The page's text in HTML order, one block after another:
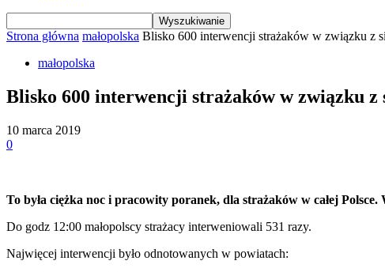
Strona główna małopolska Blisko 600 interwencji strażaków w związku z
małopolska
Blisko 600 interwencji strażaków w związku
10 marca 2019
0
To była ciężka noc i pracowity poranek, dla strażaków w całej
Do godz 12:00 małopolscy strażacy interweniowali 531 razy.
Najwięcej interwencji było odnotowanych w powiatach: